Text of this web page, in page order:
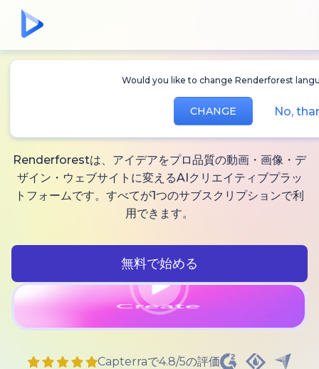
Would you like to change Renderforest
CHANGE No,
無制限に作れるAI動
画像と音声
Renderforestは、アイデアをプロ品質の動画・画像・デ
ザイン・ウェブサイトに変えるAIクリエイティブプラッ
トフォームです。すべてが1つのサブスクリプションで利
用できます。
無料で始める
Capterraで4.8/5の評価